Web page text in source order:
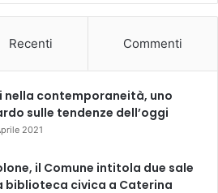
Recenti Commenti
nella contemporaneità, uno
sulle tendenze dell’oggi
2021
il Comune intitola due sale
biblioteca civica a Caterina